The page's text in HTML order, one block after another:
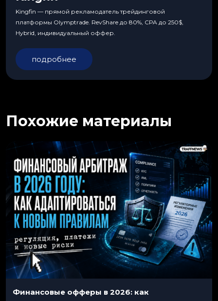
Kingfin — прямой рекламодатель трейдинговой
платформы Olymptrade. RevShare до 80%, CPA до 250$,
Hybrid, индивидуальный оффер.
подробнее
Похожие материалы
Финансовые офферы в 2026: как